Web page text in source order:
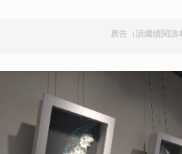
廣告（請繼續閱讀